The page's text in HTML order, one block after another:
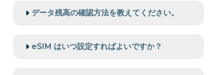
データ残高の確認方法を教えてください。
eSIM はいつ設定すればよいですか？